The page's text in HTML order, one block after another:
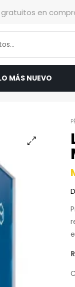
gratuitos en
MÁS NUEVO